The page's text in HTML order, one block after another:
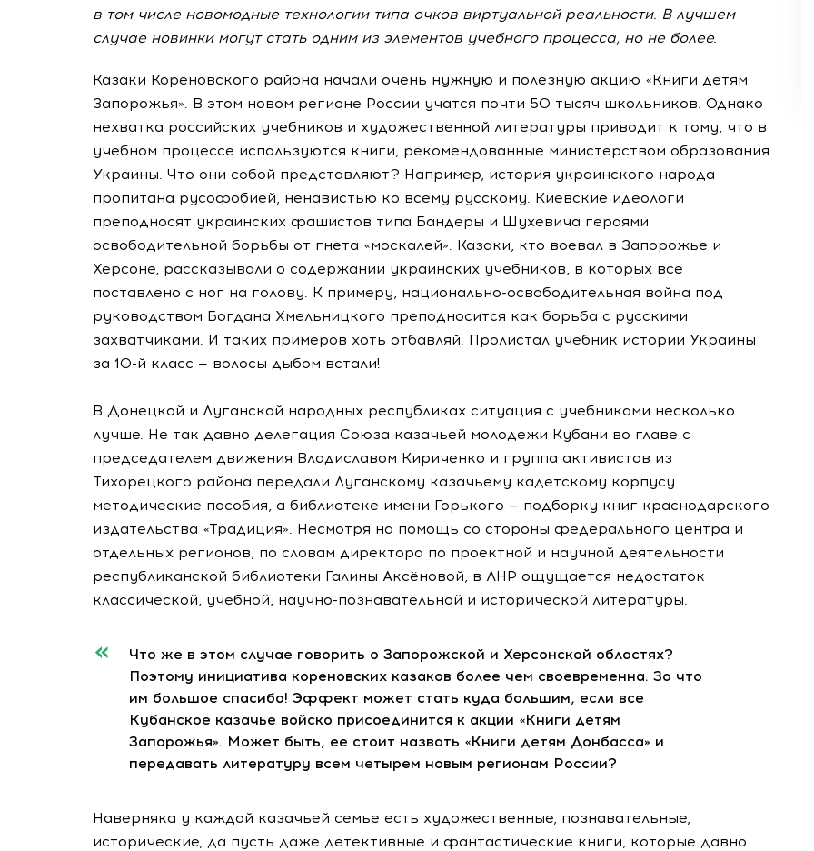
в том числе новомодные технологии типа очков виртуальной реальности. В лучшем
случае новинки могут стать одним из элементов учебного процесса, но не более.
Казаки Кореновского района начали очень нужную и полезную акцию «Книги детям
Запорожья». В этом новом регионе России учатся почти 50 тысяч школьников. Однако
нехватка российских учебников и художественной литературы приводит к тому, что в
учебном процессе используются книги, рекомендованные министерством образования
Украины. Что они собой представляют? Например, история украинского народа
пропитана русофобией, ненавистью ко всему русскому. Киевские идеологи
преподносят украинских фашистов типа Бандеры и Шухевича героями
освободительной борьбы от гнета «москалей». Казаки, кто воевал в Запорожье и
Херсоне, рассказывали о содержании украинских учебников, в которых все
поставлено с ног на голову. К примеру, национально-освободительная война под
руководством Богдана Хмельницкого преподносится как борьба с русскими
захватчиками. И таких примеров хоть отбавляй. Пролистал учебник истории Украины
за 10-й класс — волосы дыбом встали!
В Донецкой и Луганской народных республиках ситуация с учебниками несколько
лучше. Не так давно делегация Союза казачьей молодежи Кубани во главе с
председателем движения Владиславом Кириченко и группа активистов из
Тихорецкого района передали Луганскому казачьему кадетскому корпусу
методические пособия, а библиотеке имени Горького — подборку книг краснодарского
издательства «Традиция». Несмотря на помощь со стороны федерального центра и
отдельных регионов, по словам директора по проектной и научной деятельности
республиканской библиотеки Галины Аксёновой, в ЛНР ощущается недостаток
классической, учебной, научно-познавательной и исторической литературы.
Что же в этом случае говорить о Запорожской и Херсонской областях?
Поэтому инициатива кореновских казаков более чем своевременна. За что
им большое спасибо! Эффект может стать куда большим, если все
Кубанское казачье войско присоединится к акции «Книги детям
Запорожья». Может быть, ее стоит назвать «Книги детям Донбасса» и
передавать литературу всем четырем новым регионам России?
Наверняка у каждой казачьей семье есть художественные, познавательные,
исторические, да пусть даже детективные и фантастические книги, которые давно